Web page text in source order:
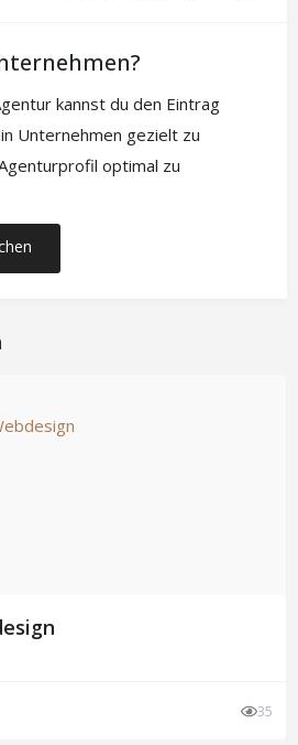
kannst du den Eintrag
Unternehmen gezielt zu
optimal zu
35